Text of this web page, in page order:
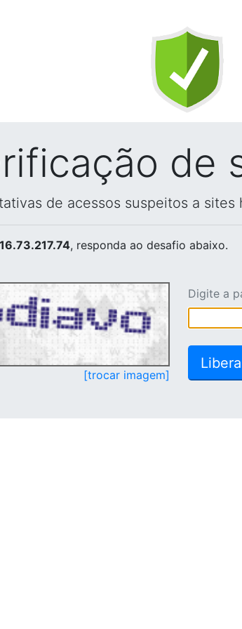
de
de acessos suspeitos a sites
, responda ao desafio abaixo.
[trocar imagem]
Digite a